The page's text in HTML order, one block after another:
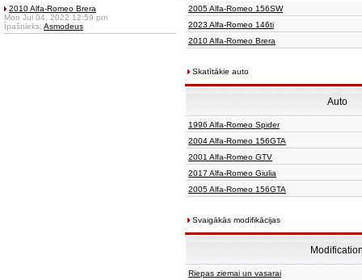
2010 Alfa-Romeo Brera
Mon Jul 04, 2022 12:59 pm
Īpašnieks: Asmodeus
2005 Alfa-Romeo 156SW
2023 Alfa-Romeo 146ti
2010 Alfa-Romeo Brera
Skatītākie auto
Auto
1996 Alfa-Romeo Spider
2004 Alfa-Romeo 156GTA
2001 Alfa-Romeo GTV
2017 Alfa-Romeo Giulia
2005 Alfa-Romeo 156GTA
Svaigākās modifikācijas
Riepas ziemai un vasarai